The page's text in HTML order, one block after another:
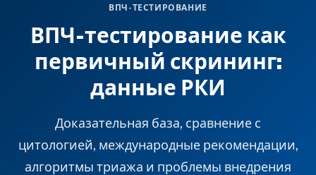
ВПЧ-ТЕСТИРОВАНИЕ
ВПЧ-тестирование как
первичный скрининг:
данные РКИ
Доказательная база, сравнение с
цитологией, международные рекомендации,
алгоритмы триажа и проблемы внедрения